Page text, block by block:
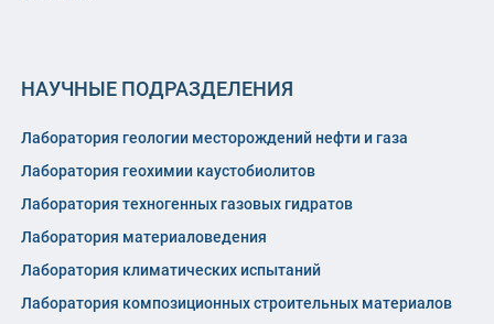
НАУЧНЫЕ ПОДРАЗДЕЛЕНИЯ
Лаборатория геологии месторождений нефти и газа
Лаборатория геохимии каустобиолитов
Лаборатория техногенных газовых гидратов
Лаборатория материаловедения
Лаборатория климатических испытаний
Лаборатория композиционных строительных материалов